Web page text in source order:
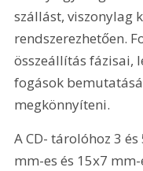
szállást, viszonylag
rendszerezhetően.
összeállítás fázisai,
fogások
megkönnyíteni.
A CD- tárolóhoz 3
mm-es és 15x7